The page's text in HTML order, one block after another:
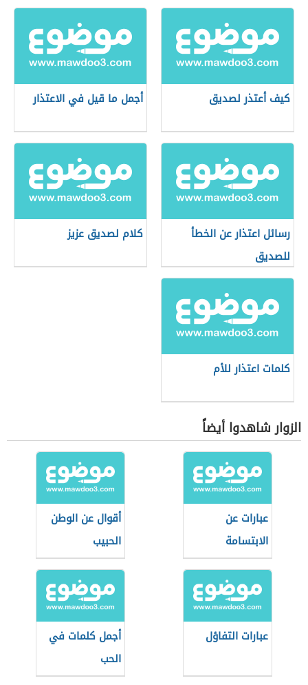
كيف أعتذر لصديق أجمل ما قيل في الاعتذار
رسائل اعتذار عن الخطأ
للصديق
كلام لصديق عزيز
كلمات اعتذار للأم
الزوار شاهدوا أيضاً
عبارات عن
الابتسامة
والتفاؤل
أقوال عن الوطن
الحبيب
عبارات التفاؤل
أجمل كلمات في
الحب